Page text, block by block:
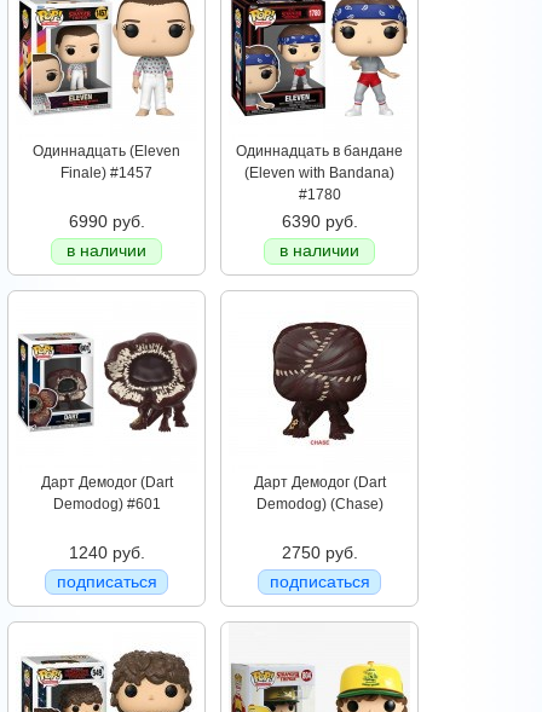
Одиннадцать (Eleven
Finale) #1457
6990 руб.
в наличии
Одиннадцать в бандане
(Eleven with Bandana)
#1780
6390 руб.
в наличии
Дарт Демодог (Dart
Demodog) #601
1240 руб.
подписаться
Дарт Демодог (Dart
Demodog) (Chase)
2750 руб.
подписаться